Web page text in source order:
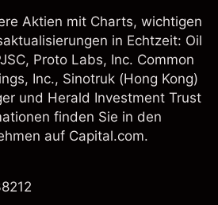
Aktien mit Charts, wichtigen
in Echtzeit: Oil
Proto Labs, Inc. Common
Inc., Sinotruk (Hong Kong)
und Herald Investment Trust
finden Sie in den
auf Capital.com.